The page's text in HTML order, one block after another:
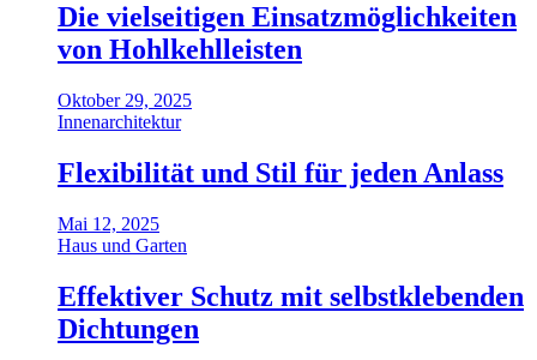
Die vielseitigen Einsatzmöglichkeiten
von Hohlkehlleisten
Oktober 29, 2025
Innenarchitektur
Flexibilität und Stil für jeden Anlass
Mai 12, 2025
Haus und Garten
Effektiver Schutz mit selbstklebenden
Dichtungen